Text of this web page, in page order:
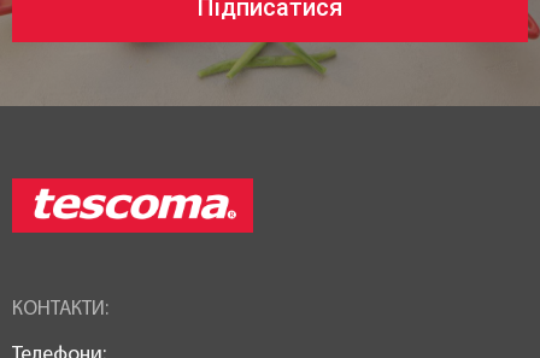
Статус товару:
Підписатися
КОНТАКТИ: